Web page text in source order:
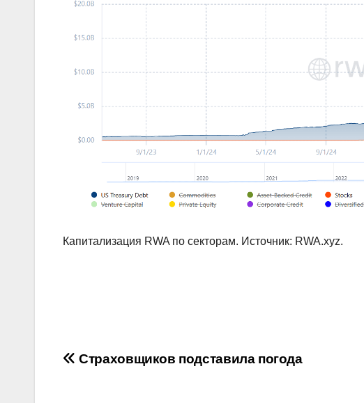
Капитализация RWA по секторам. Источник: RWA.xyz.
Навигация
Страховщиков подставила погода